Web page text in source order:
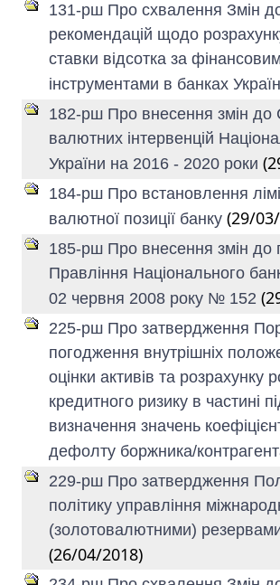
131-рш Про схвалення Змін
рекомендацій щодо
ставки відсотка за
інструментами в банках
182-рш Про внесення змін до
валютних інтервенцій
України на 2016 - 2020 роки
184-рш Про встановлення
валютної позиції банку (29/
185-рш Про внесення змін до
Правління Національного
02 червня 2008 року № 152
225-рш Про затвердження
погодження внутрішніх
оцінки активів та розрахунку
кредитного ризику в частині
визначення значень
дефолту боржника/
229-рш Про затвердження
політику управління
(золотовалютними)
(26/04/2018)